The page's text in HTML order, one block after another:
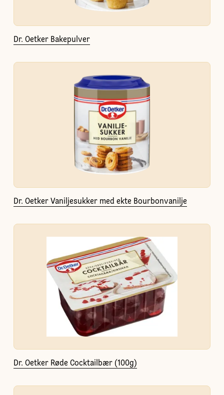
Dr. Oetker Bakepulver
Dr. Oetker Vaniljesukker med ekte Bourbonvanilje
Dr. Oetker Røde Cocktailbær (100g)